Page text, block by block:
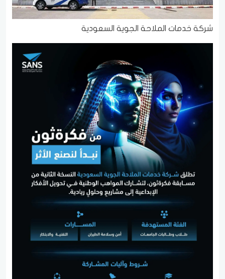
شركة خدمات الملاحة الجوية السعودية